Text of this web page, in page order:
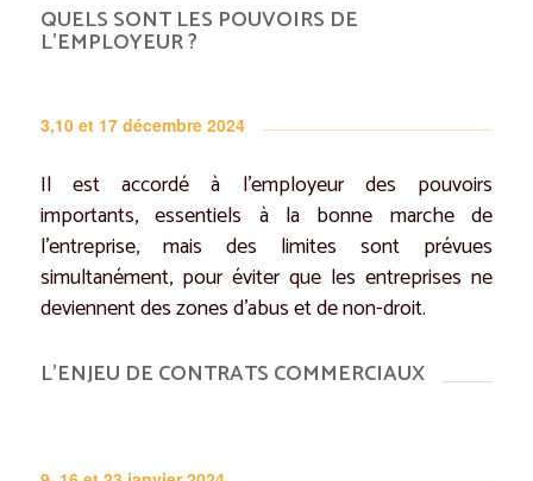
QUELS SONT LES POUVOIRS DE
L’EMPLOYEUR ?
3,10 et 17 décembre 2024
Il est accordé à l’employeur des pouvoirs
importants, essentiels à la bonne marche de
l’entreprise, mais des limites sont prévues
simultanément, pour éviter que les entreprises ne
deviennent des zones d’abus et de non-droit.
L’ENJEU DE CONTRATS COMMERCIAUX